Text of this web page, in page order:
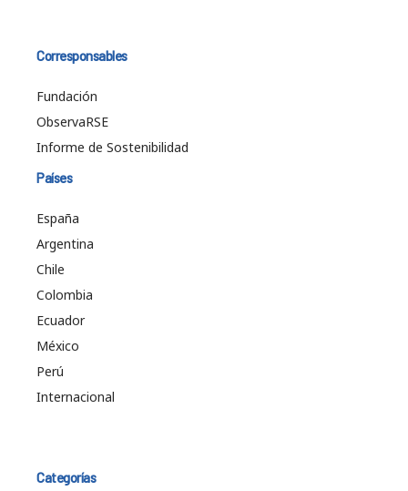
Corresponsables
Fundación
ObservaRSE
Informe de Sostenibilidad
Países
España
Argentina
Chile
Colombia
Ecuador
México
Perú
Internacional
Categorías